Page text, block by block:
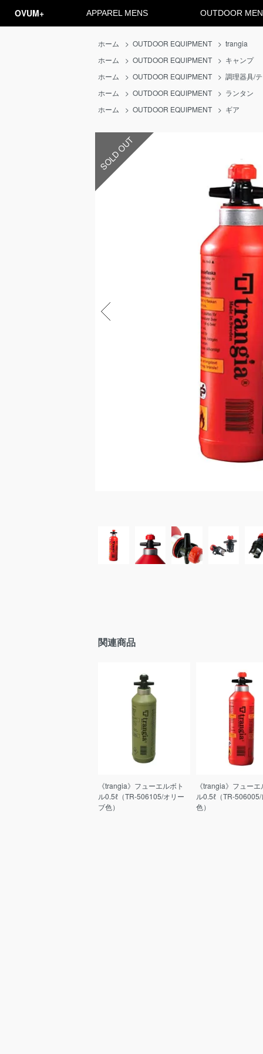
OVUM+ APPAREL MENS OUTDOOR
ホーム >OUTDOOR EQUIPMENT >trangia
ホーム
>OUTDOOR EQUIPMENT > キャンプ
ホーム
>OUTDOOR EQUIPMENT >調理器具/
ホーム
>OUTDOOR EQUIPMENT > ランタン
ホーム
>OUTDOOR EQUIPMENT > ギア
SOLD OUT
関連商品
《trangia》フューエルボト
ル0.5ℓ（TR-506105/オリー
ブ色）
《trangia》フューエ
ル0.5ℓ（TR-506005/
色）